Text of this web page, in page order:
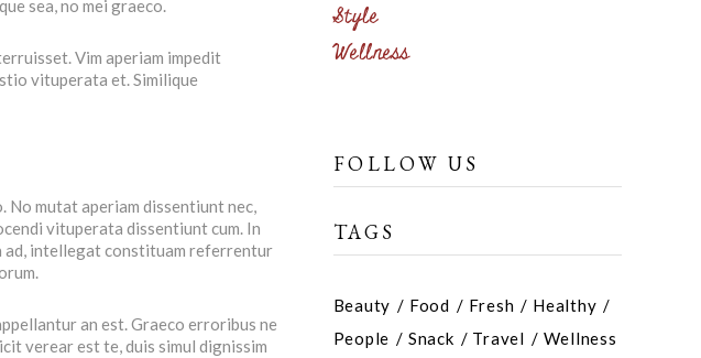
sea, no mei graeco.
Vim aperiam impedit
vituperata et. Similique
No mutat aperiam dissentiunt nec,
vituperata dissentiunt cum. In
ad, intellegat constituam referrentur
an est. Graeco erroribus ne
verear est te, duis simul dignissim
Style
Wellness
FOLLOW US
TAGS
Beauty Food Fresh
Healthy
People
Snack Travel Wellness